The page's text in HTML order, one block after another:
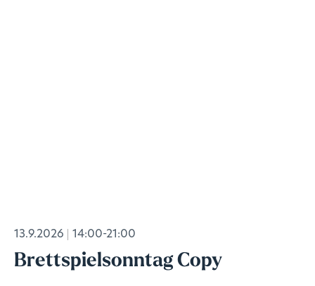
13.9.2026 14:00-21:00
Brettspielsonntag Copy